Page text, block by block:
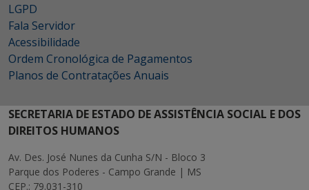
LGPD
Fala Servidor
Acessibilidade
Ordem Cronológica de Pagamentos
Planos de Contratações Anuais
SECRETARIA DE ESTADO DE ASSISTÊNCIA SOCIAL E DOS
DIREITOS HUMANOS
Av. Des. José Nunes da Cunha S/N - Bloco 3
Parque dos Poderes - Campo Grande | MS
CEP.: 79.031-310